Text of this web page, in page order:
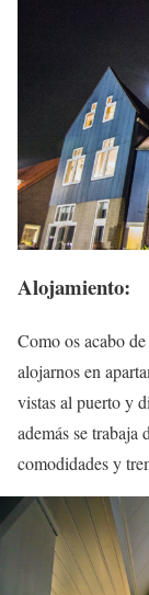
Alojamiento:
Como os acabo
alojarnos en
vistas al puerto y
además se trabaja
comodidades y